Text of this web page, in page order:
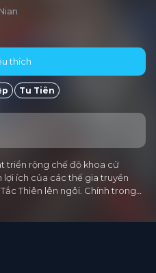
thích
Tu Tiên
triển rộng chế độ khoa cử
ích của các thế gia truyền
Thiên lên ngôi. Chính trong…